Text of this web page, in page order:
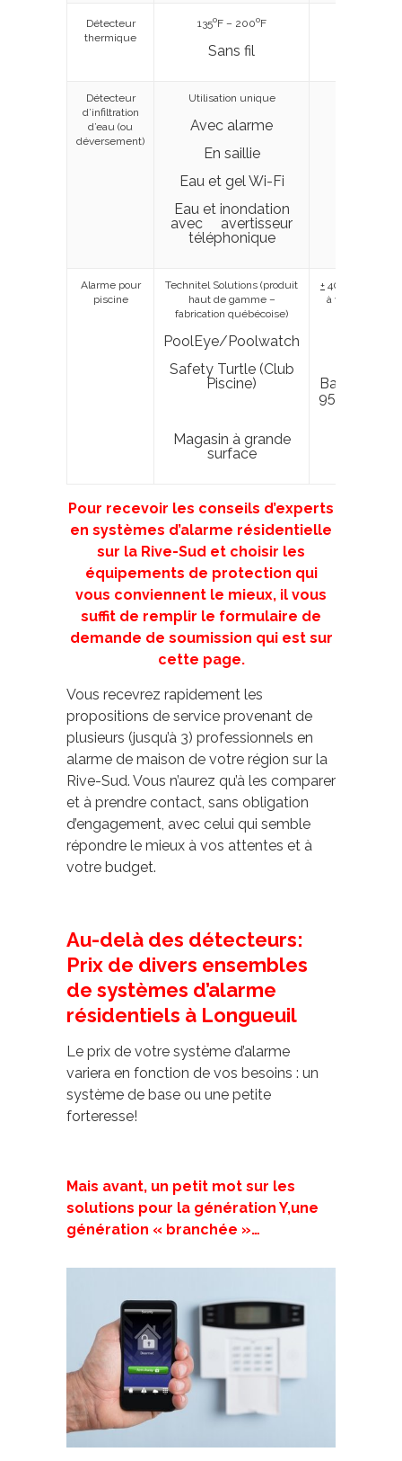
Détecteur
thermique
135oF – 200oF
Sans fil
Détecteur
d’infiltration
d’eau (ou
déversement)
Utilisation unique
Avec alarme
En saillie
Eau et gel Wi-Fi
Eau et inondation
avec avertisseur
téléphonique
Alarme pour
piscine
Technitel Solutions (produit
haut de gamme –
fabrication québécoise)
PoolEye/Poolwatch
Safety Turtle (Club
Piscine)
Magasin à grande
surface
+ 400 $ si
à votre
Base
95 $/
Pour recevoir les conseils d’experts
en systèmes d’alarme résidentielle
sur la Rive-Sud et choisir les
équipements de protection qui
vous conviennent le mieux, il vous
suffit de remplir le formulaire de
demande de soumission qui est sur
cette page.
Vous recevrez rapidement les
propositions de service provenant de
plusieurs (jusqu’à 3) professionnels en
alarme de maison de votre région sur la
Rive-Sud. Vous n’aurez qu’à les comparer
et à prendre contact, sans obligation
d’engagement, avec celui qui semble
répondre le mieux à vos attentes et à
votre budget.
Au-delà des détecteurs:
Prix de divers ensembles
de systèmes d’alarme
résidentiels à Longueuil
Le prix de votre système d’alarme
variera en fonction de vos besoins : un
système de base ou une petite
forteresse!
Mais avant, un petit mot sur les
solutions pour la génération Y,une
génération « branchée »…